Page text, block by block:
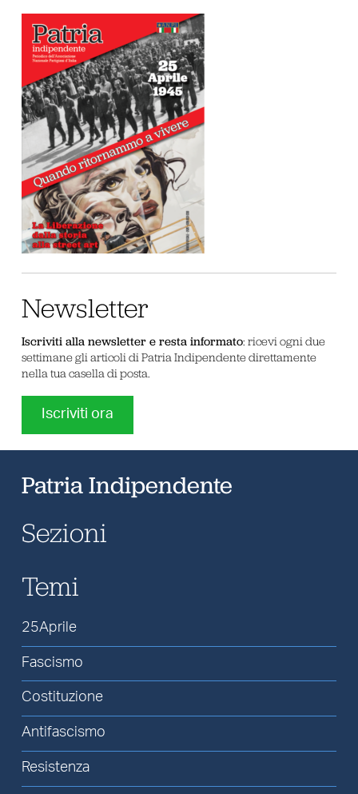
Newsletter
Iscriviti alla newsletter e resta informato: ricevi ogni due
settimane gli articoli di Patria Indipendente direttamente
nella tua casella di posta.
Iscriviti ora
Patria Indipendente
Sezioni
Temi
25Aprile
Fascismo
Costituzione
Antifascismo
Resistenza